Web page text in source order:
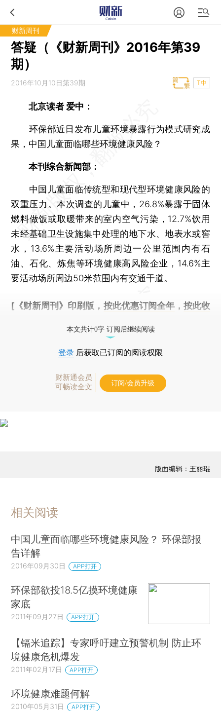
财新周刊
答疑（《财新周刊》2016年第39
期）
2016年10月10日第39期 T中
北京读者 爱中：
环保部近日发布儿童环境暴露行为模式研究成
果，中国儿童面临哪些环境健康风险？
本刊综合新闻部：
中国儿童面临传统型和现代型环境健康风险的
双重压力。本次调查的儿童中，26.8%暴露于固体
燃料做饭或取暖带来的室内空气污染，12.7%饮用
未经基础卫生设施集中处理的地下水、地表水或窖
水，13.6%主要活动场所周边一公里范围内有石
油、石化、炼焦等环境健康高风险企业，14.6%主
要活动场所周边50米范围内有交通干道。
[《财新周刊》印刷版， 按此优惠订阅全年， 按此收
本文共计0字 订阅后继续阅读
登录 后获取已订阅的阅读权限
财新通会员
可畅读全文
订阅/会员升级
版面编辑：王丽琨
相关阅读
中国儿童面临哪些环境健康风险？ 环保部报
告详解
2016年09月30日 APP打开
环保部欲投18.5亿摸环境健康
家底
2011年09月27日 APP打开
【镉米追踪】专家呼吁建立预警机制 防止环
境健康危机爆发
2011年02月17日 APP打开
环境健康难题何解
2010年05月31日 APP打开